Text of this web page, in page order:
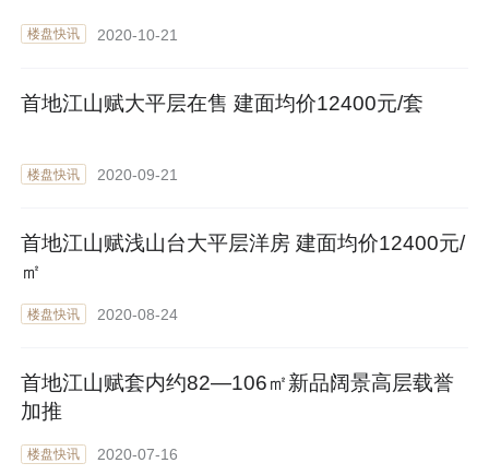
楼盘快讯 2020-10-21
首地江山赋大平层在售 建面均价12400元/套
楼盘快讯 2020-09-21
首地江山赋浅山台大平层洋房 建面均价12400元/
㎡
楼盘快讯 2020-08-24
首地江山赋套内约82—106㎡新品阔景高层载誉
加推
楼盘快讯 2020-07-16